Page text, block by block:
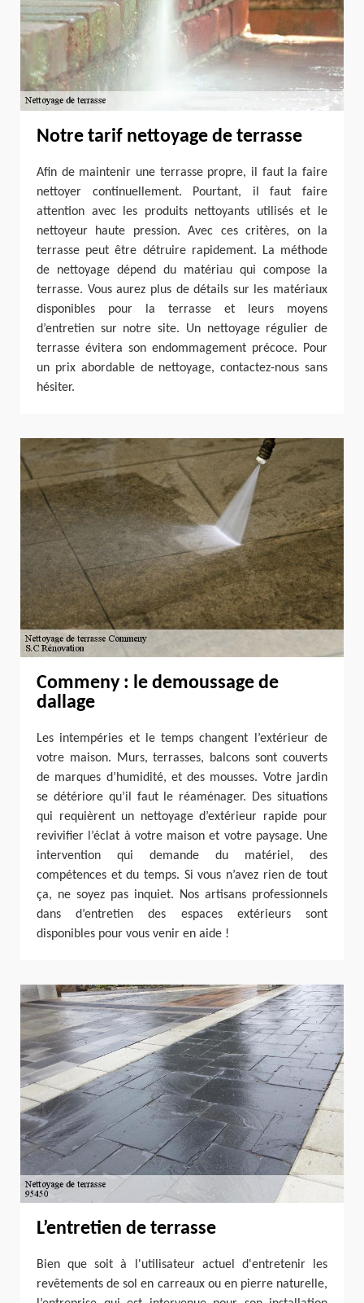
Notre tarif nettoyage de terrasse
Afin de maintenir une terrasse propre, il faut la faire
nettoyer continuellement. Pourtant, il faut faire
attention avec les produits nettoyants utilisés et le
nettoyeur haute pression. Avec ces critères, on la
terrasse peut être détruire rapidement. La méthode
de nettoyage dépend du matériau qui compose la
terrasse. Vous aurez plus de détails sur les matériaux
disponibles pour la terrasse et leurs moyens
d’entretien sur notre site. Un nettoyage régulier de
terrasse évitera son endommagement précoce. Pour
un prix abordable de nettoyage, contactez-nous sans
hésiter.
Commeny : le demoussage de
dallage
Les intempéries et le temps changent l’extérieur de
votre maison. Murs, terrasses, balcons sont couverts
de marques d’humidité, et des mousses. Votre jardin
se détériore qu’il faut le réaménager. Des situations
qui requièrent un nettoyage d’extérieur rapide pour
revivifier l’éclat à votre maison et votre paysage. Une
intervention qui demande du matériel, des
compétences et du temps. Si vous n’avez rien de tout
ça, ne soyez pas inquiet. Nos artisans professionnels
dans d’entretien des espaces extérieurs sont
disponibles pour vous venir en aide !
L’entretien de terrasse
Bien que soit à l'utilisateur actuel d'entretenir les
revêtements de sol en carreaux ou en pierre naturelle,